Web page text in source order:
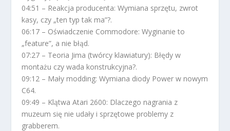
04:51 – Reakcja producenta: Wymiana sprzętu, zwrot
kasy, czy „ten typ tak ma”?.
06:17 – Oświadczenie Commodore: Wyginanie to
„feature”, a nie błąd.
07:27 – Teoria Jima (twórcy klawiatury): Błędy w
montażu czy wada konstrukcyjna?.
09:12 – Mały modding: Wymiana diody Power w nowym
C64.
09:49 – Klątwa Atari 2600: Dlaczego nagrania z
muzeum się nie udały i sprzętowe problemy z
grabberem.